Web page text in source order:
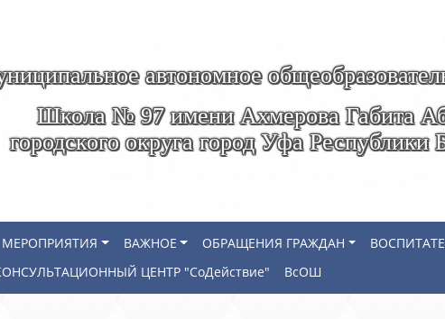
автономное
Школа № 97 имени Ахмерова Габита
городского округа город Уфа Республики
МЕРОПРИЯТИЯ ВАЖНОЕ ОБРАЩЕНИЯ ГРАЖДАН
ЦЕНТР "СоДействие" ВсОШ